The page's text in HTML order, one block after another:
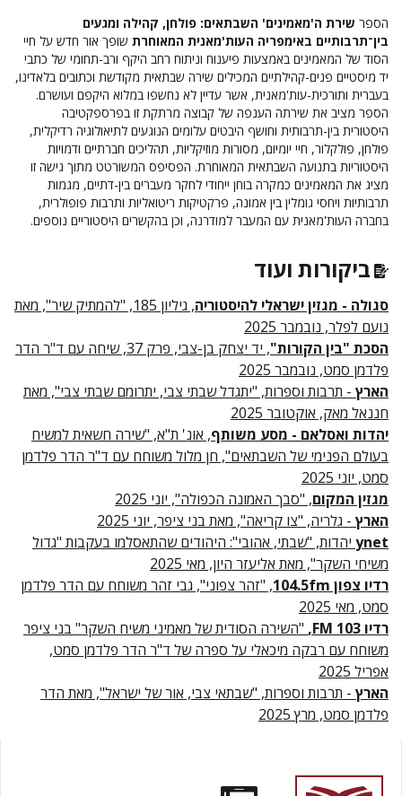
הספר שירת ה'מאמינים' השבתאים: פולחן, קהילה ומגעים
בין־תרבותיים באימפריה העות'מאנית המאוחרת שופך אור חדש על חיי
הסוד של המאמינים באמצעות פיענוח וניתוח רחב היקף ורב-תחומי של כתבי
יד מיסטיים פנים-קהילתיים המכילים שירה שבתאית מקודשת וכתובים בלאדינו,
בעברית ותורכית-עות'מאנית, אשר עדיין לא נחשפו במלוא היקפם ועושרם.
הספר מציב את שירתה הענפה של קבוצה מרתקת זו בפרספקטיבה
היסטורית בין-תרבותית וחושף היבטים עלומים הנוגעים לתיאולוגיה רדיקלית,
פולחן, פולקלור, חיי יומיום, מסורות מוזיקליות, תהליכים חברתיים ודמויות
היסטוריות בתנועה השבתאית המאוחרת. הפסיפס המשורטט מתוך גישה זו
מציג את המאמינים כמקרה בוחן ייחודי לחקר מעברים בין-דתיים, מגמות
תרבותיות ויחסי גומלין בין אמונה, פרקטיקות ריטואליות ותרבות פופולרית,
בחברה העות'מאנית עם המעבר למודרנה, וכן בהקשרים היסטוריים נוספים.
ביקורות ועוד
סגולה - מגזין ישראלי להיסטוריה
, גיליון 185, "להמתיק שיר", מאת
נועם לפלר, נובמבר 2025
הסכת "בין הקורות"
, יד יצחק בן-צבי, פרק 37, שיחה עם ד"ר הדר
פלדמן סמט, נובמבר 2025
הארץ - תרבות וספרות, "יתגדל שבתי צבי, יתרומם שבתי צבי", מאת
חננאל מאק, אוקטובר 2025
יהדות ואסלאם - מסע משותף, אונ' ת"א, "שירה חשאית למשיח
בעולם הפנימי של השבתאים", חן מלול משוחח עם ד"ר הדר פלדמן
סמט, יוני 2025
מגזין המקום, "סבך האמונה הכפולה", יוני 2025
הארץ - גלריה, "צו קריאה", מאת בני ציפר, יוני 2025
ynet יהדות, "שבתי, אהובי": היהודים שהתאסלמו בעקבות "גדול
משיחי השקר", מאת אליעזר היון, מאי 2025
רדיו צפון 104.5fm
, "זהר צפוני", גבי זהר משוחח עם הדר פלדמן
סמט, מאי 2025
רדיו 103 FM,
"השירה הסודית של מאמיני משיח השקר" בני ציפר
משוחח עם רבקה מיכאלי על ספרה של ד"ר הדר פלדמן סמט,
אפריל 2025
הארץ - תרבות וספרות, "שבתאי צבי, אור של ישראל", מאת הדר
פלדמן סמט, מרץ 2025